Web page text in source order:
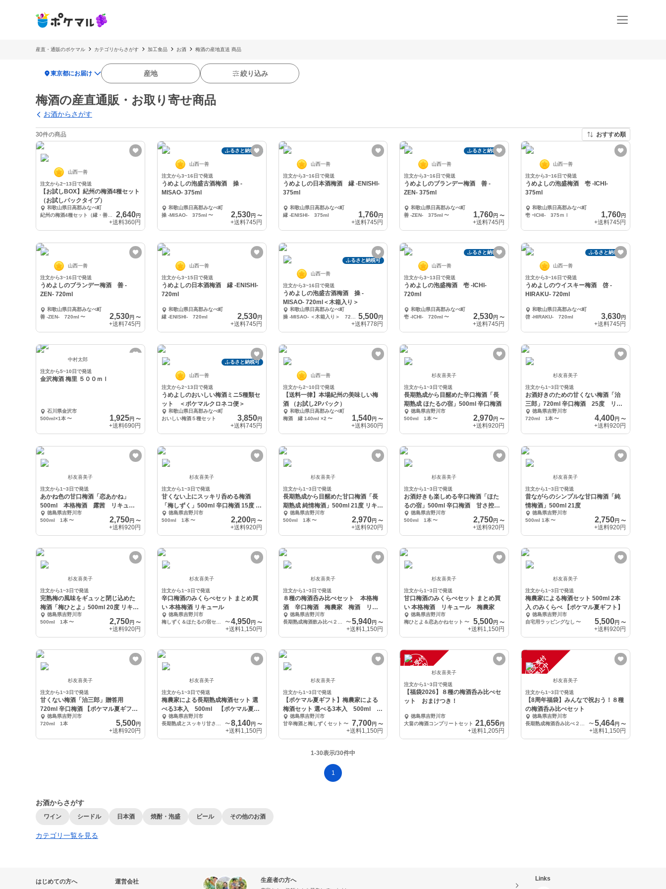
産直・通販のポケマル カテゴリからさがす 加工食品 お酒 梅酒の産地直送 商品
location_on東京都にお届け 産地 絞り込み
梅酒の産直通販・お取り寄せ商品
お酒からさがす
30件の商品 おすすめ順
山西一善
注文から2~13日で発送
【お試しBOX】紀州の梅酒4種セット
（お試しパックタイプ）
和歌山県日高郡みなべ町
2,640円
+送料360円
ふるさと納税可
山西一善
注文から3~16日で発送
うめよしの泡盛古酒梅酒 操 -
MISAO- 375ml
和歌山県日高郡みなべ町
操 -MISAO- 375ml 〜 2,530円 〜
+送料745円
山西一善
注文から3~16日で発送
うめよしの日本酒梅酒 縁 -ENISHI-
375ml
和歌山県日高郡みなべ町
縁 -ENISHI- 375ml
1,760円
+送料745円
ふるさと納税可
山西一善
注文から3~16日で発送
うめよしのブランデー梅酒 善 -
ZEN- 375ml
和歌山県日高郡みなべ町
善 -ZEN- 375ml 〜 1,760円〜
+送料745円
山西一善
注文から3~16日で発送
うめよしの泡盛梅酒 壱 -ICHI-
375ml
和歌山県日高郡みなべ町
壱 ｰICHI- 375ｍｌ
1,760円
+送料745円
山西一善
注文から3~16日で発送
うめよしのブランデー梅酒 善 -
ZEN- 720ml
和歌山県日高郡みなべ町
善 -ZEN- 720ml 〜 2,530円 〜
+送料745円
山西一善
注文から3~15日で発送
うめよしの日本酒梅酒 縁 -ENISHI-
720ml
和歌山県日高郡みなべ町
縁 -ENISHI- 720ml
2,530円
+送料745円
ふるさと納税可
山西一善
注文から3~16日で発送
うめよしの泡盛古酒梅酒 操 -
MISAO- 720ml＜木箱入り＞
和歌山県日高郡みなべ町
5,500円
+送料778円
ふるさと納税可
山西一善
注文から3~13日で発送
うめよしの泡盛梅酒 壱 -ICHI-
720ml
和歌山県日高郡みなべ町
壱 -ICHI- 720ml 〜 2,530円〜
+送料745円
ふるさと納税可
山西一善
注文から3~16日で発送
うめよしのウイスキー梅酒 啓 -
HIRAKU- 720ml
和歌山県日高郡みなべ町
啓 -HIRAKU- 720ml
3,630円
+送料745円
中村太郎
注文から5~10日で発送
金沢梅酒 梅里 ５００ｍｌ
石川県金沢市
500ml×1本〜 1,925円 〜
+送料690円
ふるさと納税可
山西一善
注文から2~13日で発送
うめよしのおいしい梅酒ミニ5種類セ
ット ＜ポケマルクロネコ便＞
和歌山県日高郡みなべ町
おいしい梅酒５種セット
3,850円
+送料745円
山西一善
注文から2~10日で発送
【送料一律】本場紀州の美味しい梅
酒 （お試し2Pパック）
和歌山県日高郡みなべ町
梅酒 縁 140ml ×2 〜 1,540円〜
+送料360円
杉友喜美子
注文から1~3日で発送
長期熟成から目醒めた辛口梅酒「長
期熟成 ほたるの宿」500ml 辛口梅酒
徳島県吉野川市
500ml 1本 〜 2,970円〜
+送料920円
杉友喜美子
注文から1~3日で発送
お酒好きのための甘くない梅酒「治
三郎」720ml 辛口梅酒 25度 リキ
ュール
徳島県吉野川市
720ml 1本〜 4,400円 〜
+送料920円
杉友喜美子
注文から1~3日で発送
あかね色の甘口梅酒「恋あかね」
500ml 本格梅酒 露茜 リキュー
ル 徳島県吉野川市
500ml 1本〜 2,750円 〜
+送料920円
杉友喜美子
注文から1~3日で発送
甘くない上にスッキリ呑める梅酒
「梅しずく」500ml 辛口梅酒 15度 本
格梅酒
徳島県吉野川市
500ml 1本 〜 2,200円 〜
+送料920円
杉友喜美子
注文から1~3日で発送
長期熟成から目醒めた甘口梅酒「長
期熟成 純情梅酒」500ml 21度 リキュ
ール徳島県吉野川市
500ml 1本 〜 2,970円〜
+送料920円
杉友喜美子
注文から1~3日で発送
お酒好きも楽しめる辛口梅酒「ほた
るの宿」500ml 辛口梅酒 甘さ控え
め 徳島県吉野川市
500ml 1本 〜 2,750円〜
+送料920円
杉友喜美子
注文から1~3日で発送
昔ながらのシンプルな甘口梅酒「純
情梅酒」500ml 21度
徳島県吉野川市
500ml 1本〜 2,750円 〜
+送料920円
杉友喜美子
注文から1~3日で発送
完熟梅の風味をギュッと閉じ込めた
梅酒「梅ひとよ」500ml 20度 リキュ
ール徳島県吉野川市
500ml 1本〜 2,750円 〜
+送料920円
杉友喜美子
注文から1~3日で発送
辛口梅酒のみくらべセット まとめ買
い 本格梅酒 リキュール
徳島県吉野川市
梅しずく＆ほたるの宿セット
〜 4,950円 〜
+送料1,150円
杉友喜美子
注文から1~3日で発送
８種の梅酒呑み比べセット 本格梅
酒 辛口梅酒 梅農家 梅酒 リキ
ュール
徳島県吉野川市
〜 5,940円〜
+送料1,150円
杉友喜美子
注文から1~3日で発送
甘口梅酒のみくらべセット まとめ買
い 本格梅酒 リキュール 梅農家
徳島県吉野川市
梅ひとよ＆恋あかねセット 〜 5,500円〜
+送料1,150円
杉友喜美子
注文から1~3日で発送
梅農家による梅酒セット 500ml 2本
入 のみくらべ 【ポケマル夏ギフト】
徳島県吉野川市
自宅用ラッピングなし 〜 5,500円 〜
+送料920円
杉友喜美子
注文から1~3日で発送
甘くない梅酒「治三郎」贈答用
720ml 辛口梅酒 【ポケマル夏ギフ
ト】徳島県吉野川市
720ml 1本
5,500円
+送料920円
杉友喜美子
注文から1~3日で発送
梅農家による長期熟成梅酒セット 選
べる3本入 500ml 【ポケマル夏ギ
フト】
徳島県吉野川市
〜 8,140円 〜
+送料1,150円
杉友喜美子
注文から1~3日で発送
【ポケマル夏ギフト】梅農家による
梅酒セット 選べる3本入 500ml 本
格梅酒
徳島県吉野川市
甘辛梅酒と梅しずくセット 〜 7,700円〜
+送料1,150円
注
文
受
付
停
止
中 杉友喜美子
注文から1~3日で発送
【福袋2026】８種の梅酒呑み比べセ
ット おまけつき！
徳島県吉野川市
大畠の梅酒コンプリートセット 21,656円
+送料1,205円
注
文
受
付
停
止
中
杉友喜美子
注文から1~3日で発送
【8周年福袋】みんなで祝おう！８種
の梅酒呑み比べセット
徳島県吉野川市
〜5,464円 〜
+送料1,150円
1-30表示/30件中
1
お酒からさがす
ワイン シードル 日本酒 焼酎・泡盛 ビール その他のお酒
カテゴリ一覧を見る
はじめての方へ 運営会社 生産者の方へ Links